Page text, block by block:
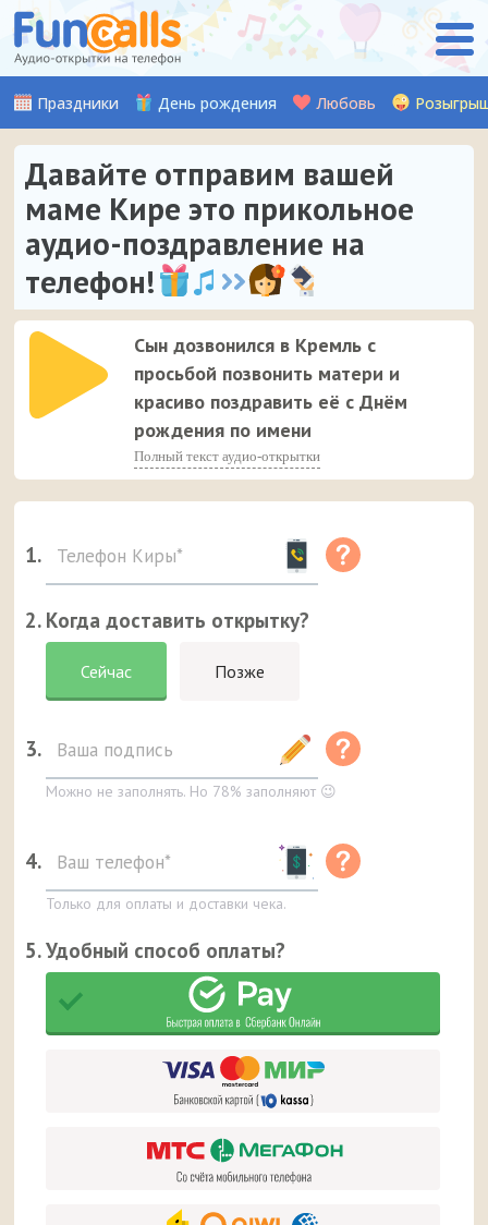
Праздники День рождения Любовь
Давайте отправим вашей
маме Кире это прикольное
аудио-поздравление на
телефон!
Сын дозвонился в Кремль с
просьбой позвонить матери и
красиво поздравить её с Днём
рождения по имени
Полный текст аудио-открытки
1.
2. Когда доставить открытку?
Сейчас Позже
3.
Можно не заполнять. Но 78% заполняют 😉
4.
Только для оплаты и доставки чека.
5. Удобный способ оплаты?